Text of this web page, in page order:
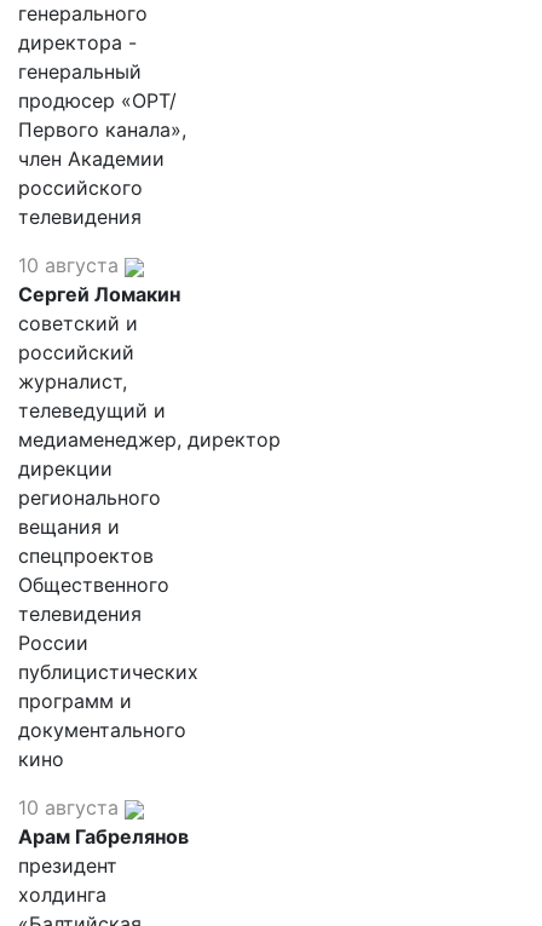
генерального
директора -
генеральный
продюсер «ОРТ/
Первого канала»,
член Академии
российского
телевидения
10 августа
Сергей Ломакин
советский и
российский
журналист,
телеведущий и
медиаменеджер, директор
дирекции
регионального
вещания и
спецпроектов
Общественного
телевидения
России
публицистических
программ и
документального
кино
10 августа
Арам Габрелянов
президент
холдинга